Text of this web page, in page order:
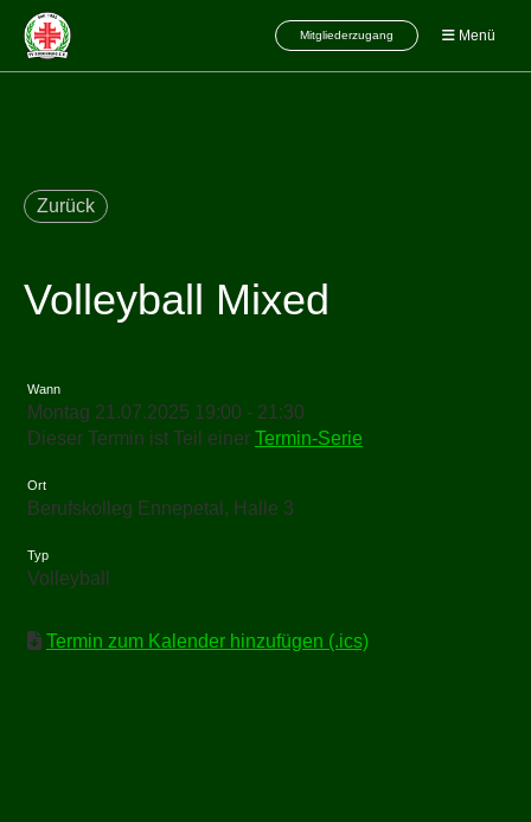
Mitgliederzugang Menü
Zurück
Volleyball Mixed
Wann
Montag 21.07.2025 19:00 - 21:30
Dieser Termin ist Teil einer Termin-Serie
Ort
Berufskolleg Ennepetal, Halle 3
Typ
Volleyball
Termin zum Kalender hinzufügen (.ics)